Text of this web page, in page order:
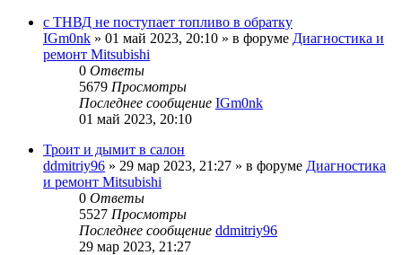
с ТНВД не поступает топливо в обратку
IGm0nk » 01 май 2023, 20:10 » в форуме Диагностика и
ремонт Mitsubishi
0 Ответы
5679 Просмотры
Последнее сообщение IGm0nk
01 май 2023, 20:10
Троит и дымит в салон
ddmitriy96 » 29 мар 2023, 21:27 » в форуме Диагностика
и ремонт Mitsubishi
0 Ответы
5527 Просмотры
Последнее сообщение ddmitriy96
29 мар 2023, 21:27